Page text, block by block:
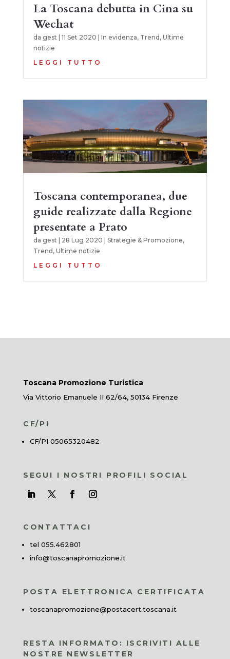
La Toscana debutta in Cina su
Wechat
da gest 11 Set 2020 In evidenza, Trend , Ultime
notizie
LEGGI TUTTO
Toscana contemporanea, due
guide realizzate dalla Regione
presentate a Prato
da gest 28 Lug 2020 Strategie & Promozione,
Trend , Ultime notizie
LEGGI TUTTO
Toscana Promozione Turistica
Via Vittorio Emanuele II 62/64, 50134 Firenze
CF/PI
CF/PI 05065320482
SEGUI I NOSTRI PROFILI SOCIAL
CONTATTACI
tel 055.462801
info@toscanapromozione.it
POSTA ELETTRONICA CERTIFICATA
toscanapromozione@postacert.toscana.it
RESTA INFORMATO: ISCRIVITI ALLE
NOSTRE NEWSLETTER